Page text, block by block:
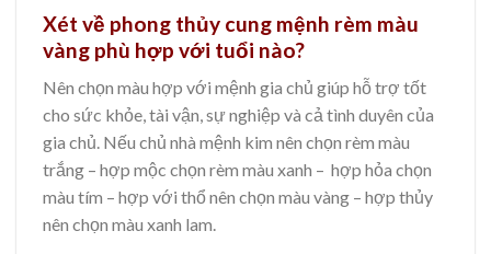
Xét về phong thủy cung mệnh rèm màu
vàng phù hợp với tuổi nào?
Nên chọn màu hợp với mệnh gia chủ giúp hỗ trợ tốt
cho sức khỏe, tài vận, sự nghiệp và cả tình duyên của
gia chủ. Nếu chủ nhà mệnh kim nên chọn rèm màu
trắng – hợp mộc chọn rèm màu xanh – hợp hỏa chọn
màu tím – hợp với thổ nên chọn màu vàng – hợp thủy
nên chọn màu xanh lam.